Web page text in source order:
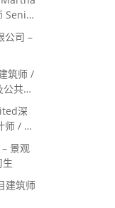
Senior
公司 –
筑师 /
共关
深
师 / 室
– 景观
建筑师